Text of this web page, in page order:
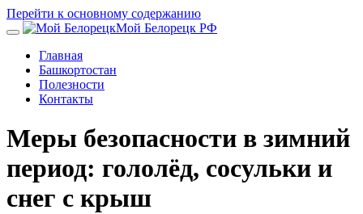
Перейти к основному содержанию
Мой Белорецк РФ
Главная
Башкортостан
Полезности
Контакты
Меры безопасности в зимний
период: гололёд, сосульки и
снег с крыш